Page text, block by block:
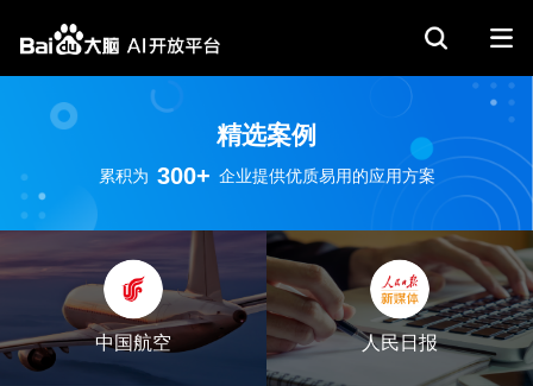
精选案例
累积为 300+ 企业提供优质易用的应用方案
中国航空 人民日报